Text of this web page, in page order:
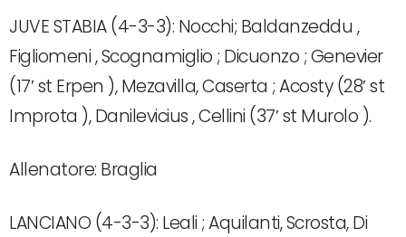
JUVE STABIA (4-3-3): Nocchi; Baldanzeddu ,
Figliomeni , Scognamiglio ; Dicuonzo ; Genevier
(17′ st Erpen ), Mezavilla, Caserta ; Acosty (28′ st
Improta ), Danilevicius , Cellini (37′ st Murolo ).
Allenatore: Braglia
LANCIANO (4-3-3): Leali ; Aquilanti, Scrosta, Di